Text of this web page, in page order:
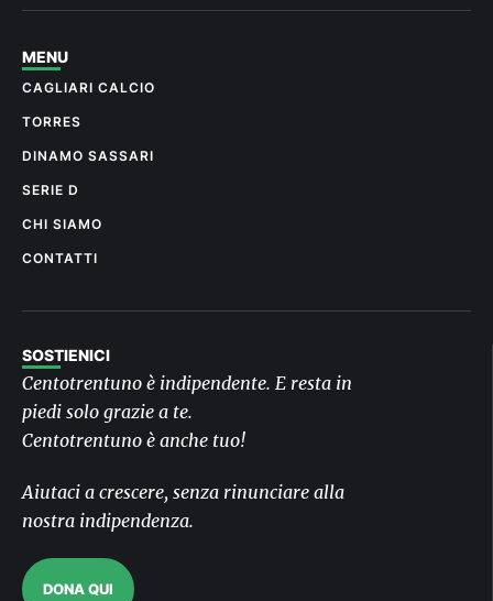
MENU
CAGLIARI CALCIO
TORRES
DINAMO SASSARI
SERIE D
CHI SIAMO
CONTATTI
SOSTIENICI
Centotrentuno è indipendente. E resta in
piedi solo grazie a te.
Centotrentuno è anche tuo!
Aiutaci a crescere, senza rinunciare alla
nostra indipendenza.
DONA QUI